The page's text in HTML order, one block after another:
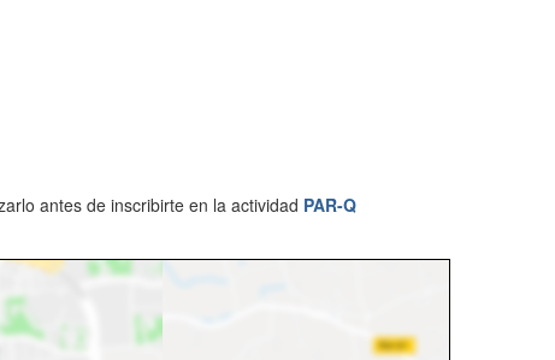
antes de inscribirte en la actividad PAR-Q